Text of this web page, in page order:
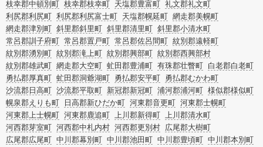
枝幸郡中頓別町 枝幸郡枝幸町 天塩郡豊富町 礼文郡礼文町
利尻郡利尻町 利尻郡利尻富士町 天塩郡幌延町 網走郡美幌町
網走郡津別町 斜里郡斜里町 斜里郡清里町 斜里郡小清水町
常呂郡訓子府町 常呂郡置戸町 常呂郡佐呂間町 紋別郡遠軽町
紋別郡湧別町 紋別郡滝上町 紋別郡興部町 紋別郡西興部村
紋別郡雄武町 網走郡大空町 虻田郡豊浦町 有珠郡壮瞥町 白老郡白老町
勇払郡厚真町 虻田郡洞爺湖町 勇払郡安平町 勇払郡むかわ町
沙流郡日高町 沙流郡平取町 新冠郡新冠町 浦河郡浦河町 様似郡様似町
幌泉郡えりも町
日高郡新ひだか町 河東郡音更町 河東郡士幌町
河東郡上士幌町 河東郡鹿追町 上川郡新得町 上川郡清水町
河西郡芽室町 河西郡中札内村 河西郡更別村 広尾郡大樹町
広尾郡広尾町 中川郡幕別町 中川郡池田町 中川郡豊頃町 中川郡本別町